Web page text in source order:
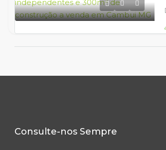
Consulte-nos Sempre